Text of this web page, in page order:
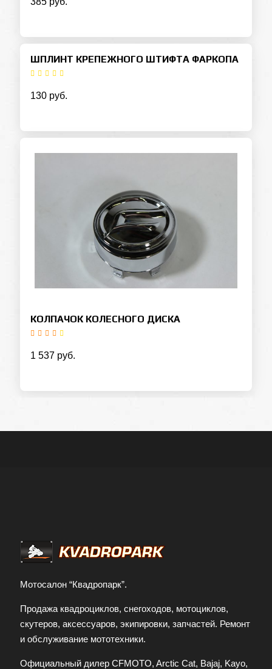
ШПЛИНТ КРЕПЕЖНОГО ШТИФТА ФАРКОПА
130 руб.
КОЛПАЧОК КОЛЕСНОГО ДИСКА
1 537 руб.
Мотосалон “Квадропарк”.
Продажа квадроциклов, снегоходов, мотоциклов,
скутеров, аксессуаров, экипировки, запчастей. Ремонт
и обслуживание мототехники.
Официальный дилер CFMOTO, Arctic Cat, Bajaj, Kayo,